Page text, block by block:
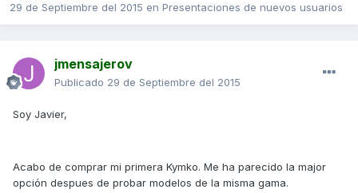
29 de Septiembre del 2015 en Presentaciones de nuevos usuarios
jmensajerov
Publicado 29 de Septiembre del 2015
Soy Javier,
Acabo de comprar mi primera Kymko. Me ha parecido la major
opción despues de probar modelos de la misma gama.